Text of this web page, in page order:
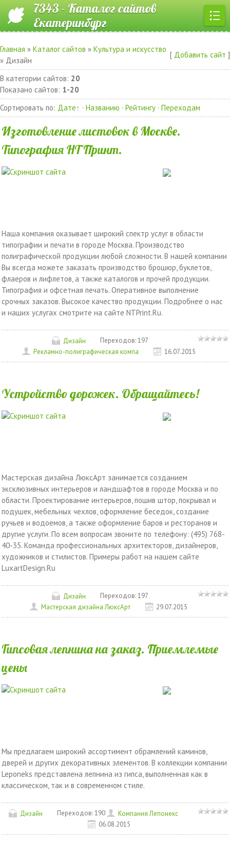
7343 - Каталог сайтов
Екатеринбург
Главная » Каталог сайтов » Культура и искусство
» Дизайн
[ Добавить сайт ]
В категории сайтов: 20
Показано сайтов: 1-20
Сортировать по: Дате · Названию · Рейтингу · Переходам
Изготовление листовок в Москве.
Типография НТ Принт.
Наша компания оказывает широкий спектр услуг в области
типографии и печати в городе Москва. Производство
полиграфической продукции любой сложности. В нашей компании
Вы всегда можете заказать производство брошюр, буклетов,
флаеров и лифлетов, а также каталогов и прочей продукции.
Типография и офсетная печать. Оперативное выполнение
срочных заказов. Высокое качество продукции. Подробнее о нас
и наших услугах смотрите на сайте NTPrint.Ru.
Дизайн Переходов: 197
Рекламно-полиграфическая компа
16.07.2015
Устройство дорожек. Обращайтесь!
Мастерская дизайна ЛюксАрт занимается созданием
эксклюзивных интерьеров и ландшафтов в городе Москва и по
области. Проектирование интерьеров, пошив штор, покрывал и
подушек, мебельных чехлов, оформление беседок, создание
ручьев и водоемов, а также оформление баров и ресторанов и
другие услуги. По всем вопросам звоните по телефону: (495) 768-
40-35. Команда профессиональных архитекторов, дизайнеров,
художников и стилистов. Примеры работ на нашем сайте
LuxartDesign.Ru
Дизайн Переходов: 197
Мастерская дизайна ЛюксАрт
29.07.2015
Гипсовая лепнина на заказ. Приемлемые
цены
Мы предлагаем широкий ассортимент обрамлений каминов,
дверей и других декоративных элементов. В коллекции компании
Leponeks представлена лепнина из гипса, выполненная как в
классическом, так и в современном стиле.
Дизайн Переходов: 190
Компания Лепонекс
06.08.2015